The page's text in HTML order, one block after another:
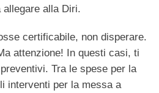
allegare alla Diri.
certificabile, non disperare.
attenzione! In questi casi, ti
Tra le spese per la
interventi per la messa a